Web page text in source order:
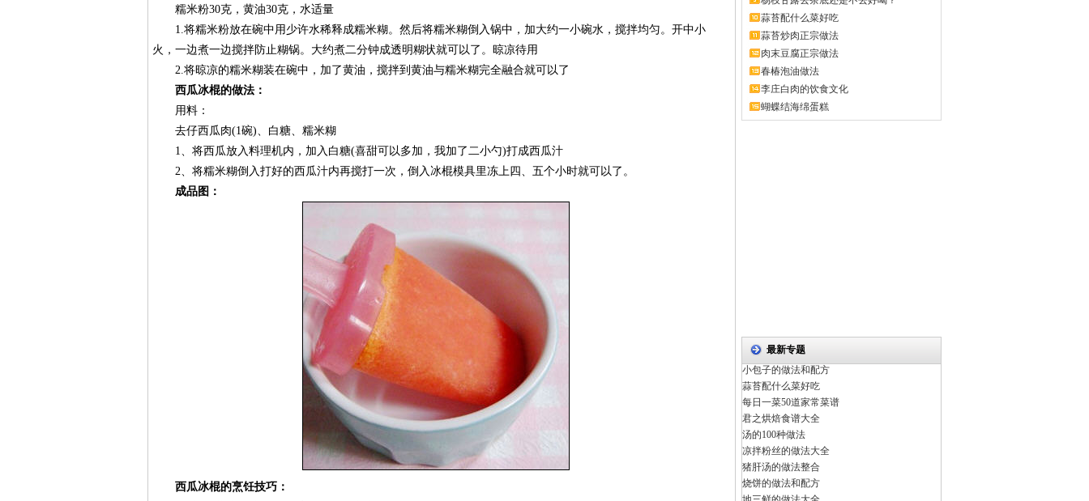
糯米粉30克，黄油30克，水适量
1.将糯米粉放在碗中用少许水稀释成糯米糊。然后将糯米糊倒入锅中，加大约一小碗水，搅拌均匀。开中小
火，一边煮一边搅拌防止糊锅。大约煮二分钟成透明糊状就可以了。晾凉待用
2.将晾凉的糯米糊装在碗中，加了黄油，搅拌到黄油与糯米糊完全融合就可以了
西瓜冰棍的做法：
用料：
去仔西瓜肉(1碗)、白糖、糯米糊
1、将西瓜放入料理机内，加入白糖(喜甜可以多加，我加了二小勺)打成西瓜汁
2、将糯米糊倒入打好的西瓜汁内再搅打一次，倒入冰棍模具里冻上四、五个小时就可以了。
成品图：
西瓜冰棍的烹饪技巧：
蒜苔配什么菜好吃
蒜苔炒肉正宗做法
肉末豆腐正宗做法
春椿泡油做法
李庄白肉的饮食文化
蝴蝶结海绵蛋糕
最新专题
小包子的做法和配方
蒜苔配什么菜好吃
每日一菜50道家常菜谱
君之烘焙食谱大全
汤的100种做法
凉拌粉丝的做法大全
猪肝汤的做法整合
烧饼的做法和配方